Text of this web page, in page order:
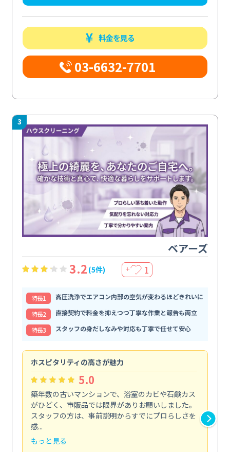
料金を見る
03-6632-7701
3
ベアーズ
3.2 (5件) ＋ 1
特⻑1
高圧洗浄でエアコン内部の空気が変わるほどきれいに
特⻑2
直接契約で料金を抑えつつ丁寧な作業と報告も両立
特⻑3
スタッフの身だしなみや対応も丁寧で任せて安心
ホスピタリティの高さが魅力
5.0
築年数の古いマンションで、浴室のカビや石鹸カス
がひどく、市販品では限界がありお願いしました。
スタッフの方は、事前説明からすでにプロらしさを
感...
もっと見る